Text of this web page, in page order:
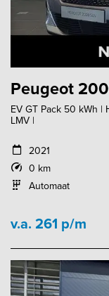
Peugeot
EV GT Pack 50 kWh |
LMV |
2021
0 km
Automaat
v.a. 261 p/m